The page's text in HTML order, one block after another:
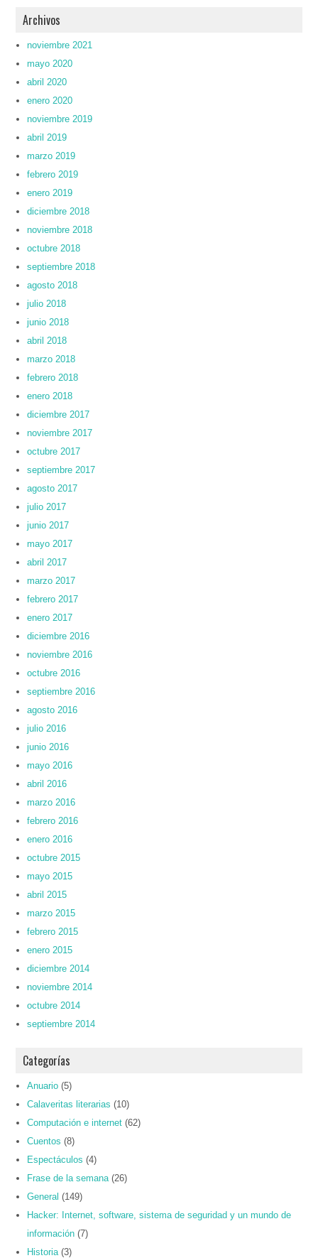
Archivos
noviembre 2021
mayo 2020
abril 2020
enero 2020
noviembre 2019
abril 2019
marzo 2019
febrero 2019
enero 2019
diciembre 2018
noviembre 2018
octubre 2018
septiembre 2018
agosto 2018
julio 2018
junio 2018
abril 2018
marzo 2018
febrero 2018
enero 2018
diciembre 2017
noviembre 2017
octubre 2017
septiembre 2017
agosto 2017
julio 2017
junio 2017
mayo 2017
abril 2017
marzo 2017
febrero 2017
enero 2017
diciembre 2016
noviembre 2016
octubre 2016
septiembre 2016
agosto 2016
julio 2016
junio 2016
mayo 2016
abril 2016
marzo 2016
febrero 2016
enero 2016
octubre 2015
mayo 2015
abril 2015
marzo 2015
febrero 2015
enero 2015
diciembre 2014
noviembre 2014
octubre 2014
septiembre 2014
Categorías
Anuario (5)
Calaveritas literarias (10)
Computación e internet (62)
Cuentos (8)
Espectáculos (4)
Frase de la semana (26)
General (149)
Hacker: Internet, software, sistema de seguridad y un mundo de
información (7)
Historia (3)